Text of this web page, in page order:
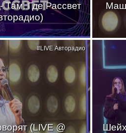
Там, Где Рассвет
(LIVE @
#LIVE Авторадио